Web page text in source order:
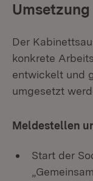
Umsetzung
Der
konkrete
entwickelt und
umgesetzt
Meldestellen
Start der